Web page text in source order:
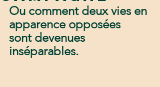
Ou comment deux vies en
apparence opposées
sont devenues
inséparables.